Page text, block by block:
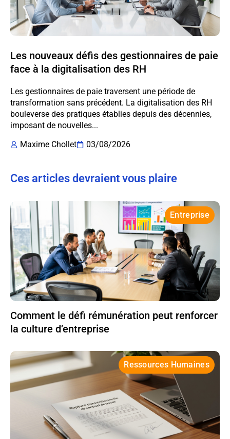
Les nouveaux défis des gestionnaires de paie
face à la digitalisation des RH
Les gestionnaires de paie traversent une période de
transformation sans précédent. La digitalisation des RH
bouleverse des pratiques établies depuis des décennies,
imposant de nouvelles...
Maxime Chollet
03/08/2026
Ces articles devraient vous plaire
Entreprise
Comment le défi rémunération peut renforcer
la culture d’entreprise
Ressources Humaines